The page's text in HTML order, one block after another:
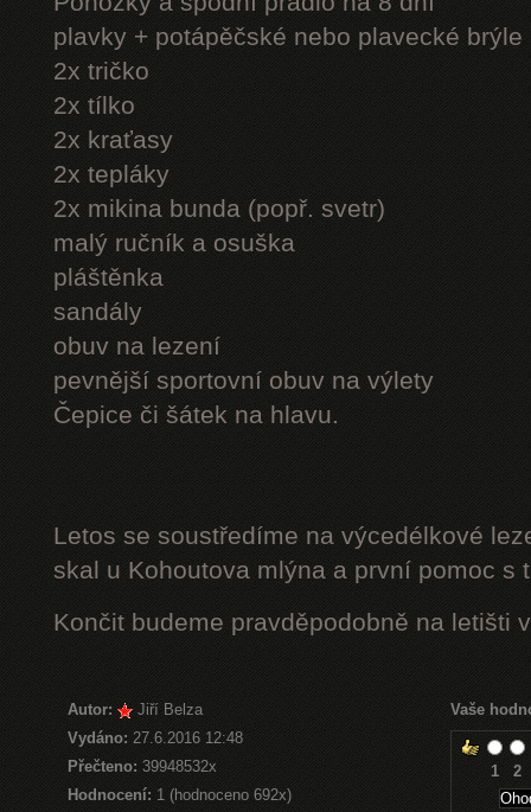
plavky + potápěčské nebo plavecké brýle
2x tričko
2x tílko
2x kraťasy
2x tepláky
2x mikina bunda (popř. svetr)
malý ručník a osuška
pláštěnka
sandály
obuv na lezení
pevnější sportovní obuv na výlety
Čepice či šátek na hlavu.
Letos se soustředíme na výcedélkové
skal u Kohoutova mlýna a první pomoc s
Končit budeme pravděpodobně na letišti
Autor:
Jiří Belza
Vydáno: 27.6.2016 12:48
Přečteno:39948532x
Hodnocení: 1 (hodnoceno 692x)
Vaše
1 2